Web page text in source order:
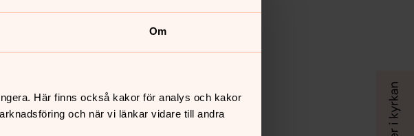
Om
Här finns också kakor för analys och kakor
och när vi länkar vidare till andra